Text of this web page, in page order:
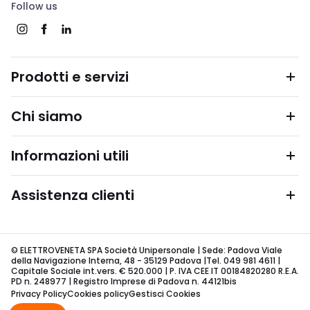
Follow us
Prodotti e servizi
Chi siamo
Informazioni utili
Assistenza clienti
© ELETTROVENETA SPA Società Unipersonale | Sede: Padova Viale
della Navigazione Interna, 48 - 35129 Padova |Tel. 049 981 4611 |
Capitale Sociale int.vers. € 520.000 | P. IVA CEE IT 00184820280 R.E.A.
PD n. 248977 | Registro Imprese di Padova n. 44121bis
Privacy PolicyCookies policyGestisci Cookies